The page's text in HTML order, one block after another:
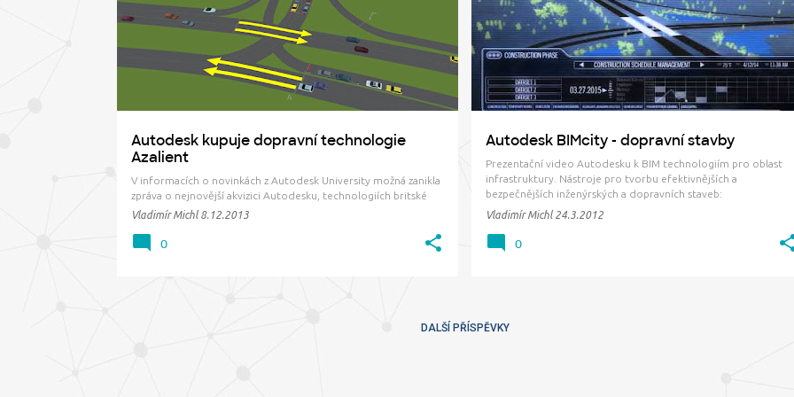
í
s
Autodesk kupuje dopravní technologie
Azalient
V informacích o novinkách z Autodesk University možná zanikla
zpráva o nejnovější akvizici Autodesku, technologiích britské
společnosti Azalient . Azalient Commuter je systém pro
kombinací metod dopravy (automobilové, vlakově, auto…
Vladimír Michl 8.12.2013
DOPRAVA
0
Autodesk BIMcity - dopravní stavby
Prezentační video Autodesku k BIM technologiím pro oblast
infrastruktury. Nástroje pro tvorbu efektivnějších a
bezpečnějších inženýrských a dopravních staveb:
Vladimír Michl 24.3.2012
INFRASTRUKTURA MAP3D +
NAVISWORKS
0
DALŠÍ PŘÍSPĚVKY